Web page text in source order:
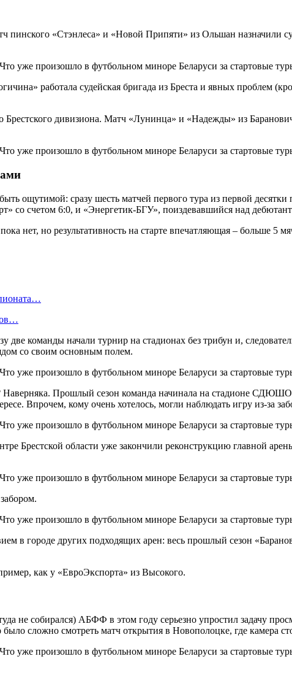
«Стэнлеса» и «Новой Припяти» из Ольшан назначили
работала судейская бригада из Бреста и явных проблем
Брестского дивизиона. Матч «Лунинца» и «Надежды» из
ощутимой: сразу шесть матчей первого тура из первой
со счетом 6:0, и «Энергетик-БГУ», поиздевавшийся над
нет, но результативность на старте впечатляющая – больше 5
две команды начали турнир на стадионах без трибун и,
со своим основным полем.
Наверняка. Прошлый сезон команда начинала на стадионе
Впрочем, кому очень хотелось, могли наблюдать игру из-за
Брестской области уже закончили реконструкцию главной
в городе других подходящих арен: весь прошлый сезон
как у «ЕвроЭкспорта» из Высокого.
не собирался) АБФФ в этом году серьезно упростил задачу
сложно смотреть матч открытия в Новополоцке, где камера